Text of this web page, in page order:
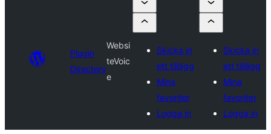
Plugin
Directory
Websi
teVoic
e
Skicka in
ett tillägg
Mina
favoriter
Logga in
Skicka in
ett tillägg
Mina
favoriter
Logga in